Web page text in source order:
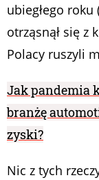
ubiegłego roku
otrząsnął się z
Polacy ruszyli
Jak pandemia
branżę
zyski?
Nic z tych